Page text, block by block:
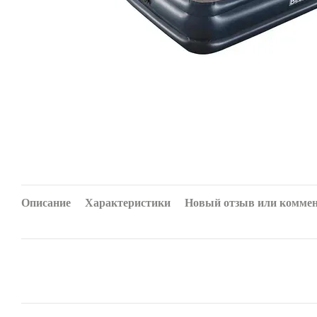
Описание Характеристики Новый отзыв или